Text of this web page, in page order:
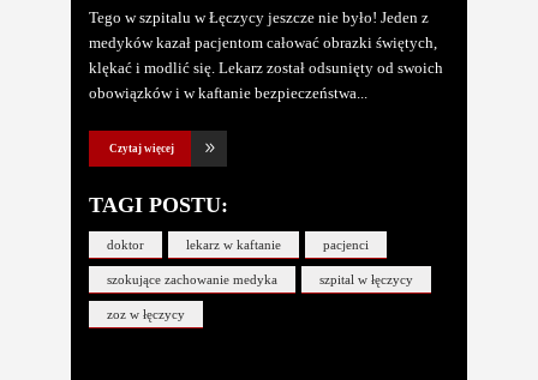
Tego w szpitalu w Łęczycy jeszcze nie było! Jeden z
medyków kazał pacjentom całować obrazki świętych,
klękać i modlić się. Lekarz został odsunięty od swoich
obowiązków i w kaftanie bezpieczeństwa
Czytaj więcej
TAGI POSTU:
doktor lekarz w kaftanie pacjenci
szokujące zachowanie medyka szpital w łęczycy
zoz w łęczycy